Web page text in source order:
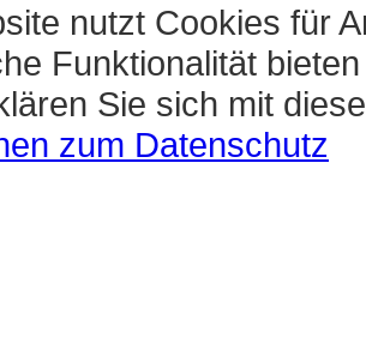
nutzt Cookies für
Funktionalität
Sie sich mit
zum Datenschutz